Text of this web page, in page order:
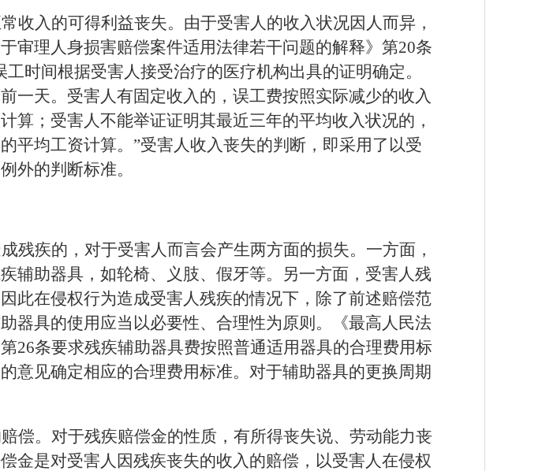
收入的可得利益丧失。由于受害人的收入状况因人而异，
审理人身损害赔偿案件适用法律若干问题的解释》第20条
时间根据受害人接受治疗的医疗机构出具的证明确定。
一天。受害人有固定收入的，误工费按照实际减少的收入
算；受害人不能举证证明其最近三年的平均收入状况的，
平均工资计算。”受害人收入丧失的判断，即采用了以受
外的判断标准。
残疾的，对于受害人而言会产生两方面的损失。一方面，
辅助器具，如轮椅、义肢、假牙等。另一方面，受害人残
此在侵权行为造成受害人残疾的情况下，除了前述赔偿范
器具的使用应当以必要性、合理性为原则。《最高人民法
26条要求残疾辅助器具费按照普通适用器具的合理费用标
意见确定相应的合理费用标准。对于辅助器具的更换周期
偿。对于残疾赔偿金的性质，有所得丧失说、劳动能力丧
金是对受害人因残疾丧失的收入的赔偿，以受害人在侵权